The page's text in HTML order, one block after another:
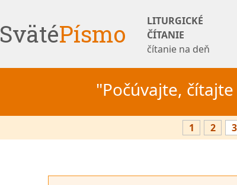
SvätéPísmo
LITURGICKÉ
ČÍTANIE
čítanie na deň
"Počúvajte,
1 2 3